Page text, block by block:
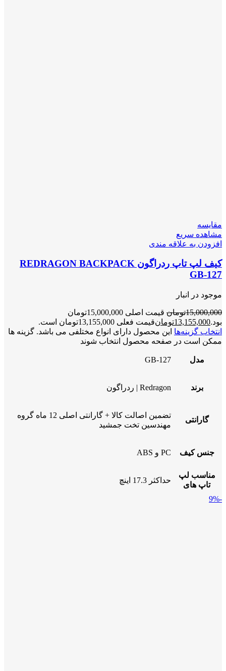
مقایسه
مشاهده سریع
افزودن به علاقه مندی
کیف لپ تاپ ردراگون REDRAGON BACKPACK
GB-127
موجود در انبار
15,000,000تومان
قیمت اصلی 15,000,000تومان
بود.13,155,000تومانقیمت فعلی 13,155,000تومان است.
انتخاب گزینه‌ها این محصول دارای انواع مختلفی می باشد. گزینه ها
ممکن است در صفحه محصول انتخاب شوند
مدل GB-127
برند Redragon | ردراگون
گارانتی
تضمین اصالت کالا + گارانتی اصلی 12 ماه گروه
مهندسین تخت جمشید
جنس کیف PC و ABS
مناسب لپ
تاپ های
حداکثر 17.3 اینچ
-9%